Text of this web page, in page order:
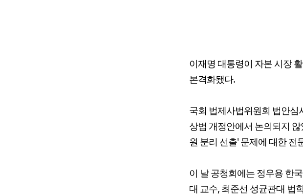
이재명 대통령이 자본 시장
본격화됐다.
국회 법제사법위원회 법안
상법 개정안에서 논의되지
원 분리 선출' 문제에 대한 전
이 날 공청회에는 정우용 한
대 교수, 최준선 성균관대 법